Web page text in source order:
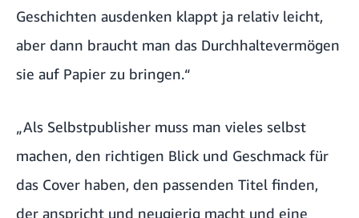
Geschichten ausdenken klappt ja relativ leicht,
aber dann braucht man das Durchhaltevermögen
sie auf Papier zu bringen.“
„Als Selbstpublisher muss man vieles selbst
machen, den richtigen Blick und Geschmack für
das Cover haben, den passenden Titel finden,
der anspricht und neugierig macht und eine